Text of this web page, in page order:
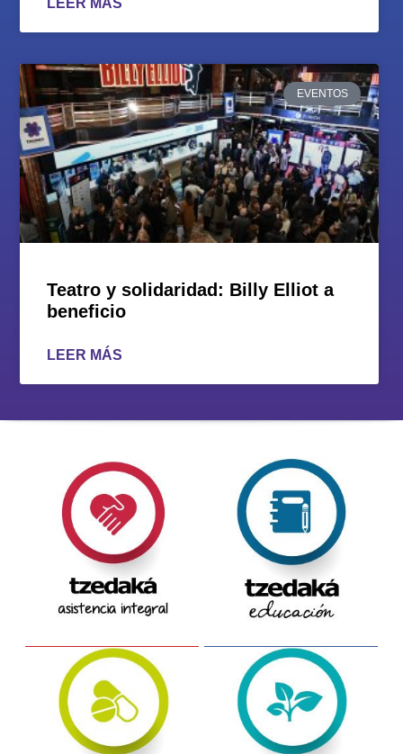
LEER MÁS
EVENTOS
Teatro y solidaridad: Billy Elliot a
beneficio
LEER MÁS